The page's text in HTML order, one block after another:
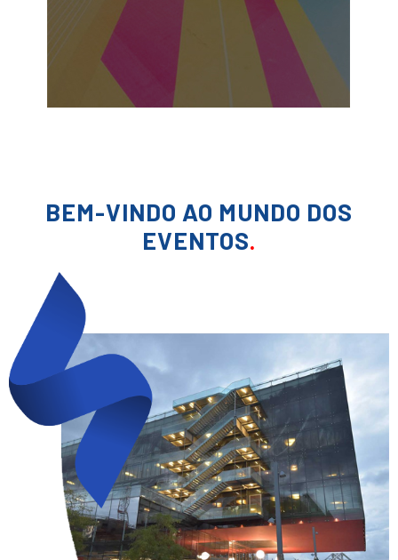
BEM-VINDO AO MUNDO DOS
EVENTOS.